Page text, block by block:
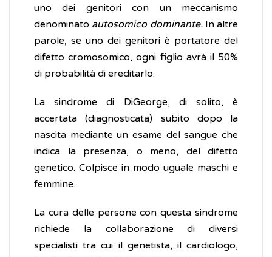
uno dei genitori con un meccanismo
denominato autosomico dominante. In altre
parole, se uno dei genitori è portatore del
difetto cromosomico, ogni figlio avrà il 50%
di probabilità di ereditarlo.
La sindrome di DiGeorge, di solito, è
accertata (diagnosticata) subito dopo la
nascita mediante un esame del sangue che
indica la presenza, o meno, del difetto
genetico. Colpisce in modo uguale maschi e
femmine.
La cura delle persone con questa sindrome
richiede la collaborazione di diversi
specialisti tra cui il genetista, il cardiologo,